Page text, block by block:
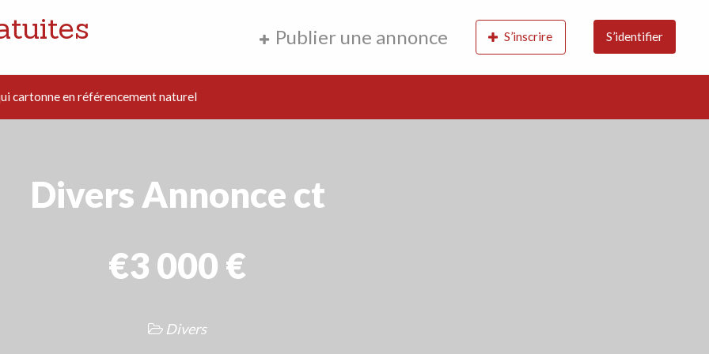
Publier une annonce S’inscrire S’identifier
cartonne en référencement naturel
Divers Annonce ct
€3 000 €
Divers